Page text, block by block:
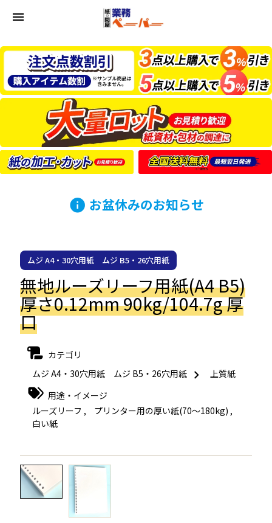
menu
info お盆休みのお知らせ
ムジ A4・30穴用紙 ムジ B5・26穴用紙
無地ルーズリーフ用紙(A4 B5)
厚さ0.12mm 90kg/104.7g 厚
口
カテゴリ
ムジ A4・30穴用紙 ムジ B5・26穴用紙
上質紙
用途・イメージ
ルーズリーフ , プリンター用の厚い紙(70～180kg) ,
白い紙
← →